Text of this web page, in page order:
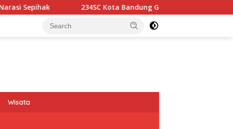
234SC Kota Bandung Gelar Aksi Berbagi Sembako untuk
Wisata